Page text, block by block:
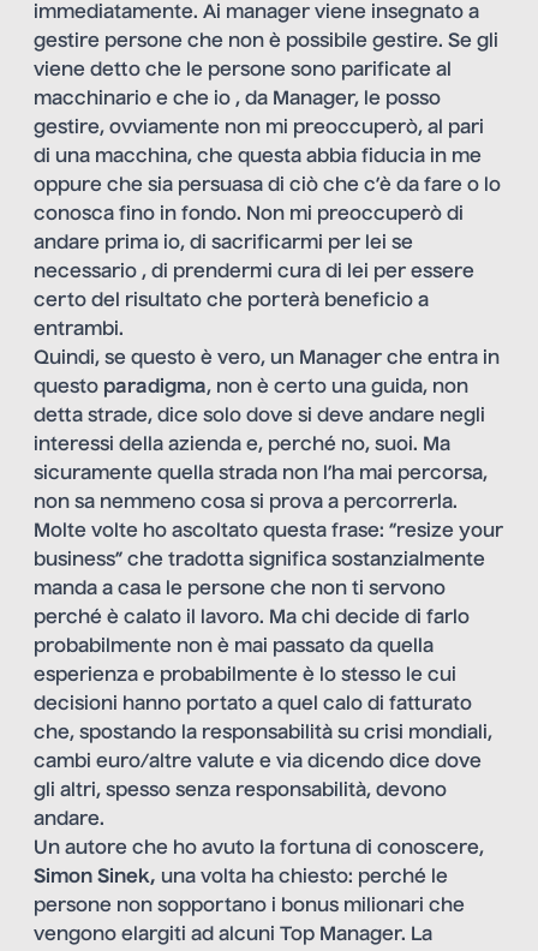
immediatamente. Ai manager viene insegnato a
gestire persone che non è possibile gestire. Se gli
viene detto che le persone sono parificate al
macchinario e che io , da Manager, le posso
gestire, ovviamente non mi preoccuperò, al pari
di una macchina, che questa abbia fiducia in me
oppure che sia persuasa di ciò che c’è da fare o lo
conosca fino in fondo. Non mi preoccuperò di
andare prima io, di sacrificarmi per lei se
necessario , di prendermi cura di lei per essere
certo del risultato che porterà beneficio a
entrambi.
Quindi, se questo è vero, un Manager che entra in
questo paradigma, non è certo una guida, non
detta strade, dice solo dove si deve andare negli
interessi della azienda e, perché no, suoi. Ma
sicuramente quella strada non l’ha mai percorsa,
non sa nemmeno cosa si prova a percorrerla.
Molte volte ho ascoltato questa frase: “resize your
business” che tradotta significa sostanzialmente
manda a casa le persone che non ti servono
perché è calato il lavoro. Ma chi decide di farlo
probabilmente non è mai passato da quella
esperienza e probabilmente è lo stesso le cui
decisioni hanno portato a quel calo di fatturato
che, spostando la responsabilità su crisi mondiali,
cambi euro/altre valute e via dicendo dice dove
gli altri, spesso senza responsabilità, devono
andare.
Un autore che ho avuto la fortuna di conoscere,
Simon Sinek, una volta ha chiesto: perché le
persone non sopportano i bonus milionari che
vengono elargiti ad alcuni Top Manager. La